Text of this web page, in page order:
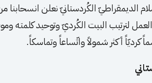
الديمقراطيّ الكُردستانيّ نعلن انسحابنا
لترتيب البيت الكُرديّ وتوحيد كلمته
أكثر شمولاً واتّساعاً وتماسكاً.